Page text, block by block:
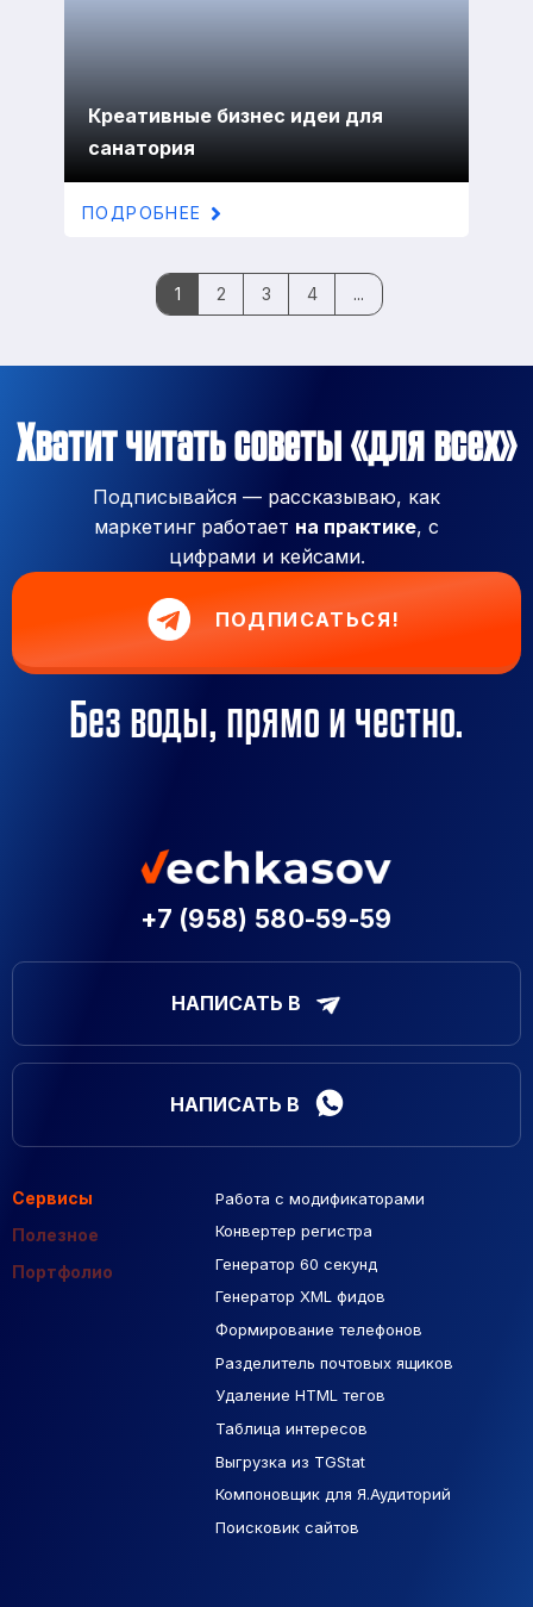
Креативные бизнес идеи для
санатория
ПОДРОБНЕЕ
1 2 3 4 ...
Хватит читать советы «для всех»
Подписывайся — рассказываю, как
маркетинг работает на практике, с
цифрами и кейсами.
ПОДПИСАТЬСЯ!
Без воды, прямо и честно.
+7 (958) 580-59-59
НАПИСАТЬ В
НАПИСАТЬ В
Сервисы
Полезное
Портфолио
Работа с модификаторами
Конвертер регистра
Генератор 60 секунд
Генератор XML фидов
Формирование телефонов
Разделитель почтовых ящиков
Удаление HTML тегов
Таблица интересов
Выгрузка из TGStat
Компоновщик для Я.Аудиторий
Поисковик сайтов
Подборка сайтов
Макеты Figma
База Яндекс Карты
РСЯ площадки
Созданные сайты
Контекстная реклама